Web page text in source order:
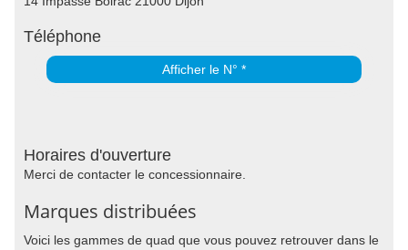
Téléphone
Afficher le N° *
Horaires d'ouverture
Merci de contacter le concessionnaire.
Marques distribuées
Voici les gammes de quad que vous pouvez retrouver dans le